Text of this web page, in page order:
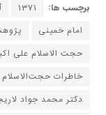
برچسب ها:
1371
امام خمینی
حجت الاسلام علی
خاطرات حجت‌الاسلام
دکتر محمد جواد